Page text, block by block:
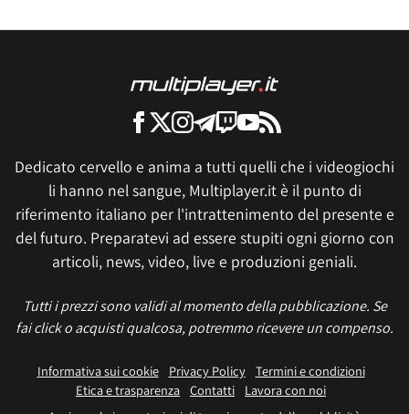
Dedicato cervello e anima a tutti quelli che i videogiochi
li hanno nel sangue, Multiplayer.it è il punto di
riferimento italiano per l'intrattenimento del presente e
del futuro. Preparatevi ad essere stupiti ogni giorno con
articoli, news, video, live e produzioni geniali.
Tutti i prezzi sono validi al momento della pubblicazione. Se
fai click o acquisti qualcosa, potremmo ricevere un compenso.
Informativa sui cookie Privacy Policy
Termini e condizioni
Etica e trasparenza Contatti
Lavora con noi